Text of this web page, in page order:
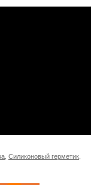
Силиконовый герметик